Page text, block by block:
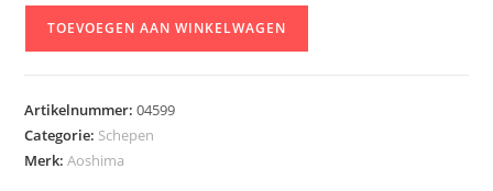
Onami
aantal
TOEVOEGEN AAN WINKELWAGEN
Artikelnummer:04599
Categorie: Schepen
Merk:Aoshima